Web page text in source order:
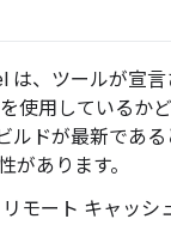
、ツールが宣
使用しているか
ドが最新であ
があります。
モート キャッシ